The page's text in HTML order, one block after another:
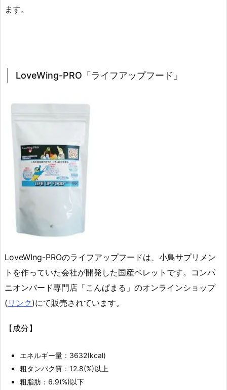
ます。
LoveWing-PRO「ライフアップフード」
LoveWIng-PROのライフアップフードは、小鳥サプリメン
トを作っていた会社が開発した国産ペレットです。コンパ
ニオンバード専門店「こんぱまる」のオンラインショップ
( リンク )にて販売されています。
【成分】
エネルギー量：3632(kcal)
粗タンパク質：12.8(%)以上
粗脂肪：6.9(%)以下